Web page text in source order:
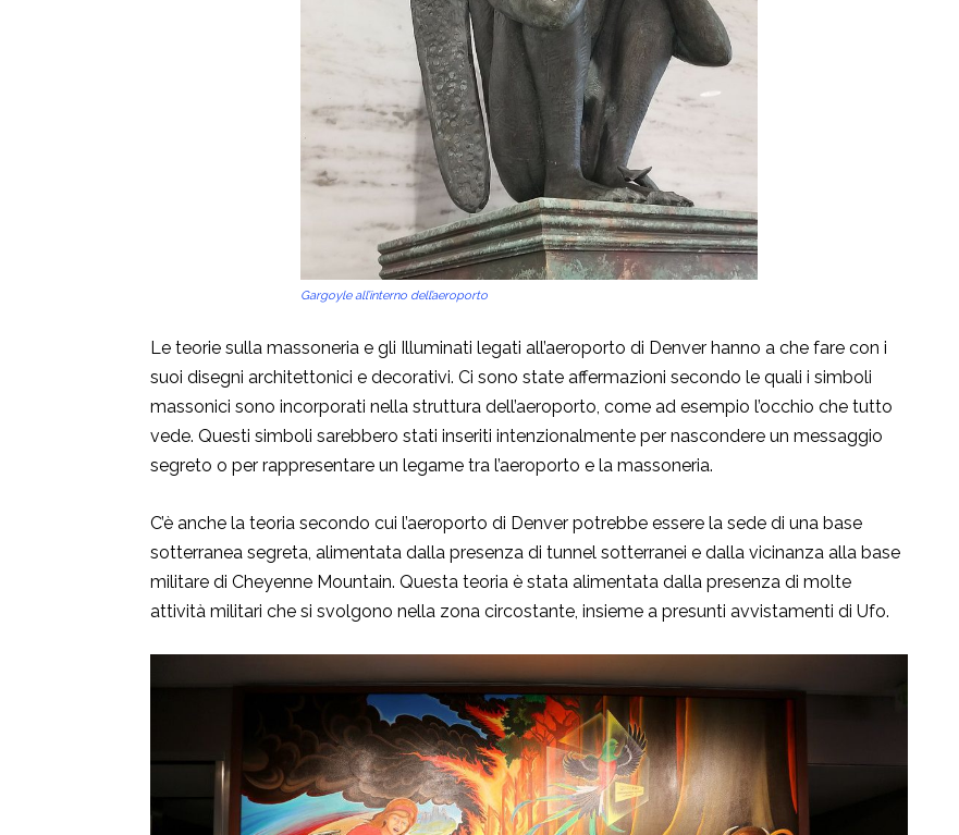
Gargoyle all’interno dell’aeroporto
Le teorie sulla massoneria e gli Illuminati legati all’aeroporto di Denver hanno a che fare con i
suoi disegni architettonici e decorativi. Ci sono state affermazioni secondo le quali i simboli
massonici sono incorporati nella struttura dell’aeroporto, come ad esempio l’occhio che tutto
vede. Questi simboli sarebbero stati inseriti intenzionalmente per nascondere un messaggio
segreto o per rappresentare un legame tra l’aeroporto e la massoneria.
C’è anche la teoria secondo cui l’aeroporto di Denver potrebbe essere la sede di una base
sotterranea segreta, alimentata dalla presenza di tunnel sotterranei e dalla vicinanza alla base
militare di Cheyenne Mountain. Questa teoria è stata alimentata dalla presenza di molte
attività militari che si svolgono nella zona circostante, insieme a presunti avvistamenti di Ufo.